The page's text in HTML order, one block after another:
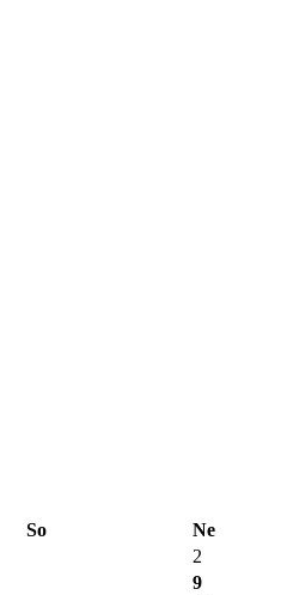
So
Ne
2
9